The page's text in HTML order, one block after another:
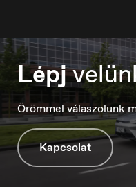
Serbia
Srpski
Lépj
Örömmel válaszolunk
Kapcsolat